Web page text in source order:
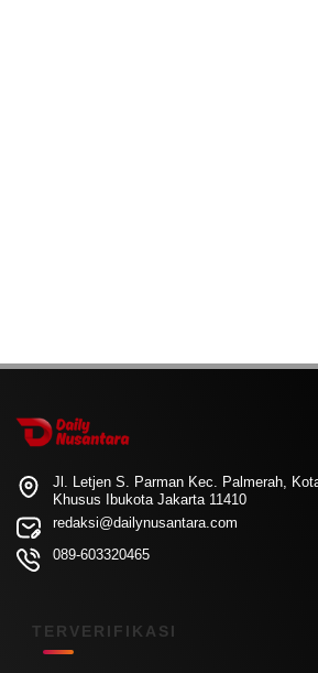
Jl. Letjen S. Parman Kec. Palmerah,
Khusus Ibukota Jakarta 11410
redaksi@dailynusantara.com
089-603320465
TERVERIFIKASI